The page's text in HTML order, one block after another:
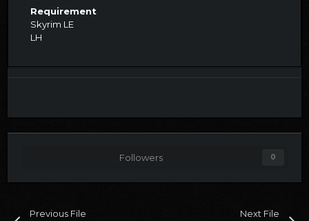
Requirement
Skyrim LE
LH
Followers 0
Previous File
Next File